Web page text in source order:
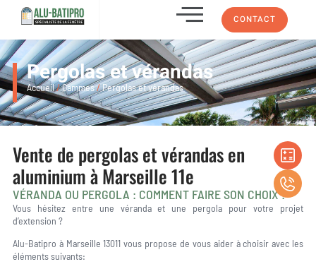
CONTACT
Pergolas et vérandas
Accueil/Gammes/Pergolas et vérandas
Vente de pergolas et vérandas en
aluminium à Marseille 11e
VÉRANDA OU PERGOLA : COMMENT FAIRE SON CHOIX ?
Vous hésitez entre une véranda et une pergola pour votre projet
d’extension ?
Alu-Batipro à Marseille 13011 vous propose de vous aider à choisir avec les
éléments suivants: